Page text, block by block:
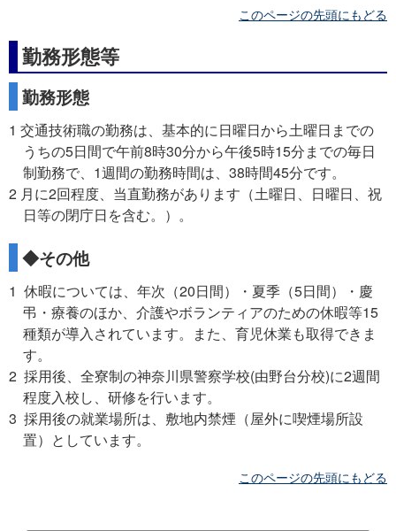
このページの先頭にもどる
勤務形態等
勤務形態
1 交通技術職の勤務は、基本的に日曜日から土曜日までの
うちの5日間で午前8時30分から午後5時15分までの毎日
制勤務で、1週間の勤務時間は、38時間45分です。
2 月に2回程度、当直勤務があります（土曜日、日曜日、祝
日等の閉庁日を含む。）。
◆その他
1 休暇については、年次（20日間）・夏季（5日間）・慶
弔・療養のほか、介護やボランティアのための休暇等15
種類が導入されています。また、育児休業も取得できま
す。
2 採用後、全寮制の神奈川県警察学校(由野台分校)に2週間
程度入校し、研修を行います。
3 採用後の就業場所は、敷地内禁煙（屋外に喫煙場所設
置）としています。
このページの先頭にもどる